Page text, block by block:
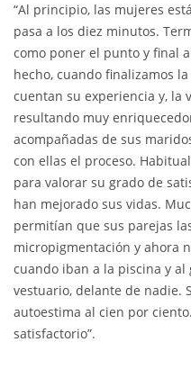
“Al principio, las mujeres
pasa a los diez minutos.
como poner el punto y final
hecho, cuando finalizamos
cuentan su experiencia y, la
resultando muy
acompañadas de sus
con ellas el proceso.
para valorar su grado de
han mejorado sus vidas.
permitían que sus parejas
micropigmentación y ahora
cuando iban a la piscina y
vestuario, delante de nadie.
autoestima al cien por
satisfactorio”.